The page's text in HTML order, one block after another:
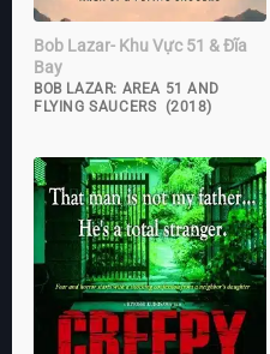
Bob Lazar- Khu Vực 51 & Đĩa
Bay
BOB LAZAR: AREA 51 AND
FLYING SAUCERS (2018)